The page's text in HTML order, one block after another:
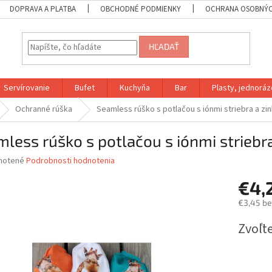
DOPRAVA A PLATBA OBCHODNÉ PODMIENKY OCHRANA
HĽADAŤ
Servírovanie Bufet Kuchyňa Bar Plasty,
Ochranné rúška Seamless rúško s potlačou s iónmi striebra a
rúško s potlačou s iónmi
Podrobnosti hodnotenia
€3,45
cena: